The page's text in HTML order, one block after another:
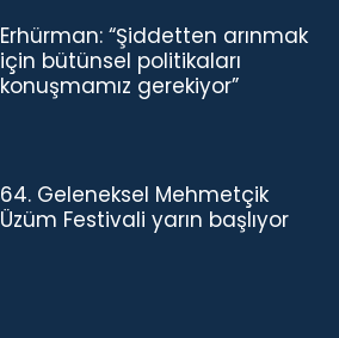
Erhürman: “Şiddetten arınmak
için bütünsel politikaları
konuşmamız gerekiyor”
64. Geleneksel Mehmetçik
Üzüm Festivali yarın başlıyor